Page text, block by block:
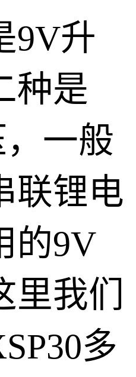
9V升
种是
一般
联锂电
的9V
我们
多